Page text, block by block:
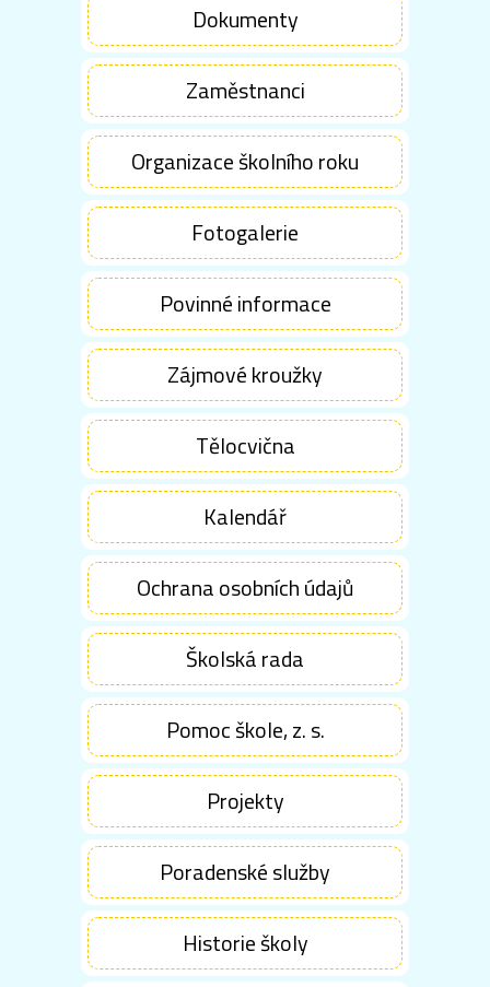
Dokumenty
Zaměstnanci
Organizace školního roku
Fotogalerie
Povinné informace
Zájmové kroužky
Tělocvična
Kalendář
Ochrana osobních údajů
Školská rada
Pomoc škole, z. s.
Projekty
Poradenské služby
Historie školy